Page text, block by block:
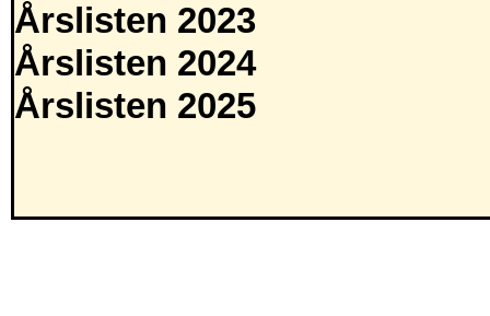
Årslisten 2023
Årslisten 2024
Årslisten 2025